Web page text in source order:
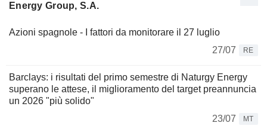
Energy Group, S.A.
Azioni spagnole - I fattori da monitorare il 27 luglio
27/07
RE
Barclays: i risultati del primo semestre di Naturgy Energy
superano le attese, il miglioramento del target preannuncia
un 2026 "più solido"
23/07
MT